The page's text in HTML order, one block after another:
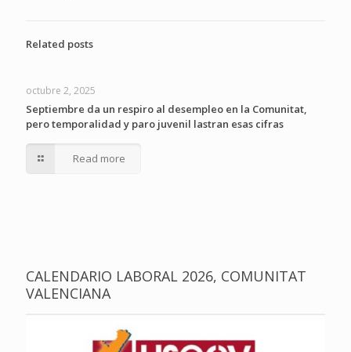
Related posts
octubre 2, 2025
Septiembre da un respiro al desempleo en la Comunitat,
pero temporalidad y paro juvenil lastran esas cifras
Read more
CALENDARIO LABORAL 2026, COMUNITAT
VALENCIANA